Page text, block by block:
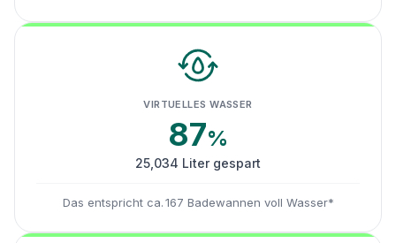
VIRTUELLES WASSER
87%
25,034 Liter gespart
Das entspricht ca. 167 Badewannen voll Wasser*